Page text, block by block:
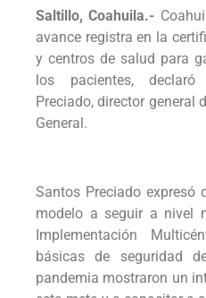
Saltillo, Coahuila.-
avance registra en la
y centros de salud para
los pacientes,
Preciado, director general
General.
Santos Preciado expresó
modelo a seguir a nivel
Implementación
básicas de seguridad
pandemia mostraron un